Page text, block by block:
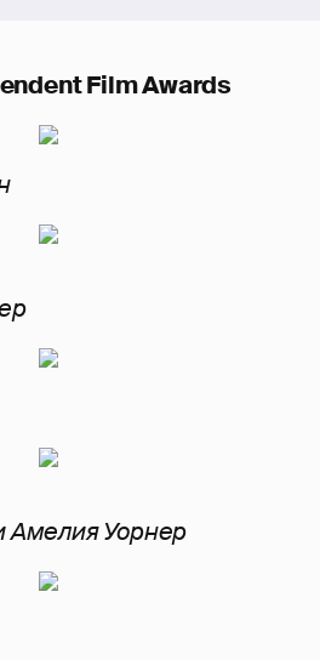
Film Awards
Уорнер